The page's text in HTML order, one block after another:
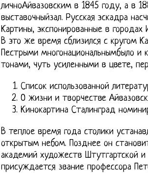
личноАйвазовским в 1845 году, а в
выставочныйзал. Русская эскадра
Картины, экспонированные в
В это же время сблизился с кругом
Пестрыми многонациональнымбыло и
тонами, чуть усиленными в цвете,
Список использованной
О жизни и творчестве
Кинокартина Сталинград
В теплое время года столики
открытым небом. Позднее он
академий художеств Штутгартской
присуждается звание профессора